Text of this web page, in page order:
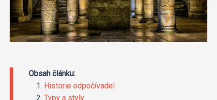
Obsah článku:
Historie odpočívadel
Typy a styly